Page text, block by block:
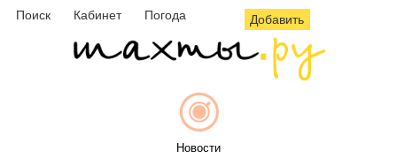
Поиск Кабинет Погода Добавить
Новости